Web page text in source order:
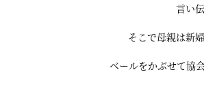
言い
そこで母親は新
ベールをかぶせて協